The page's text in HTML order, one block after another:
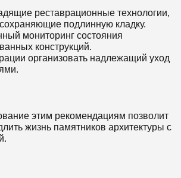
реставрационные технологии,
подлинную кладку.
мониторинг состояния
конструкций.
организовать надлежащий уход
этим рекомендациям позволит
жизнь памятников архитектуры с